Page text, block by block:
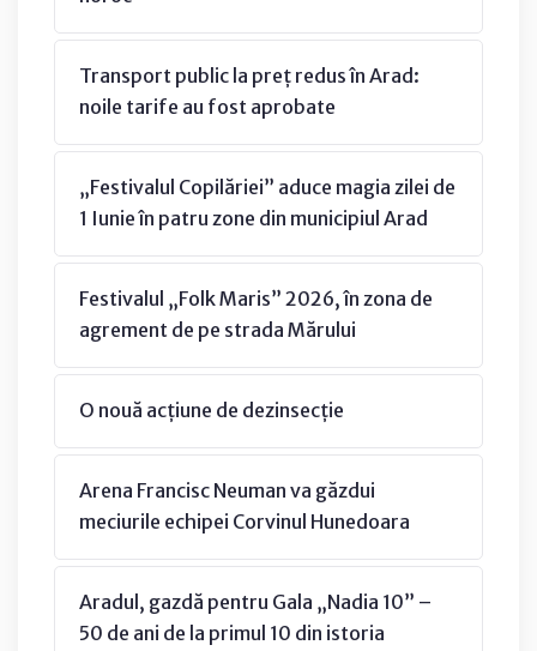
Transport public la preț redus în Arad:
noile tarife au fost aprobate
„Festivalul Copilăriei” aduce magia zilei de
1 Iunie în patru zone din municipiul Arad
Festivalul „Folk Maris” 2026, în zona de
agrement de pe strada Mărului
O nouă acțiune de dezinsecție
Arena Francisc Neuman va găzdui
meciurile echipei Corvinul Hunedoara
Aradul, gazdă pentru Gala „Nadia 10” –
50 de ani de la primul 10 din istoria